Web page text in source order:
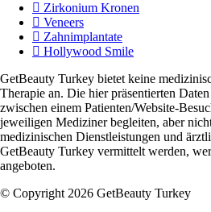
Zirkonium Kronen
Veneers
Zahnimplantate
Hollywood Smile
GetBeauty Turkey bietet keine
Therapie an. Die hier präsentierten
zwischen einem Patienten/Website-
jeweiligen Mediziner begleiten, aber
medizinischen Dienstleistungen und
GetBeauty Turkey vermittelt werden,
angeboten.
© Copyright 2026 GetBeauty Turkey